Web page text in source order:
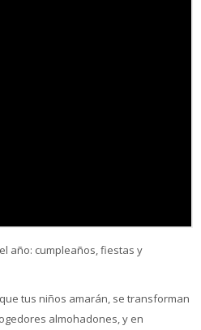
año: cumpleaños, fiestas y
tus niños amarán, se transforman
almohadones, y en